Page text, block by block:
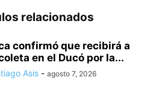
relacionados
confirmó que recibirá a
en el Ducó por la...
Asis - agosto 7, 2026